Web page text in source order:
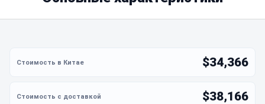
$34,366
$38,166